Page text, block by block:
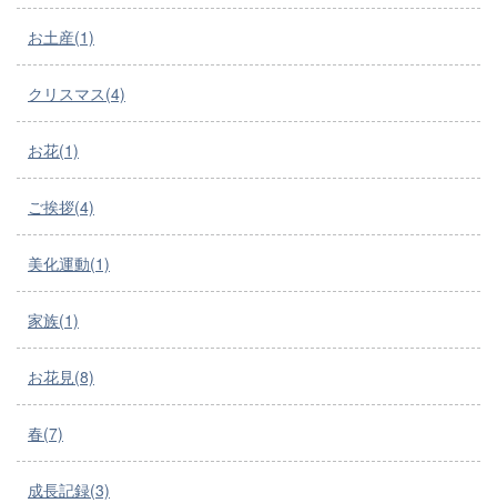
お土産(1)
クリスマス(4)
お花(1)
ご挨拶(4)
美化運動(1)
家族(1)
お花見(8)
春(7)
成長記録(3)